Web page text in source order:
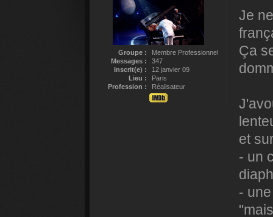
Groupe :
Membre Professionnel
Messages :
347
Inscrit(e) :
12 janvier 09
Lieu :
Paris
Profession :
Réalisateur
Je
Ça
et
- un
-